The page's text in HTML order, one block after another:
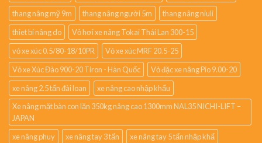
thang nâng mỹ 9m
thang nâng người 5m
thang nâng niuli
thiet bi nâng do
Vỏ hơi xe nâng Tokai Thái Lan 300-15
vỏ xe xúc 0.5/80-18/10PR
Vỏ xe xúc MRF 20.5-25
Vỏ xe Xúc Đào 900-20 Tiron - Hàn Quốc
Vỏ đặc xe nâng Pio 9.00-20
xe nâng 2.5 tấn đài loan
xe nâng cao nhập khẩu
Xe nâng mặt bàn con lăn 350kg nâng cao 1300mm NAL35 NICHI-LIFT –
JAPAN
xe nâng phuy
xe nâng tay 3 tấn
xe nâng tay 5 tấn nhập khẩ